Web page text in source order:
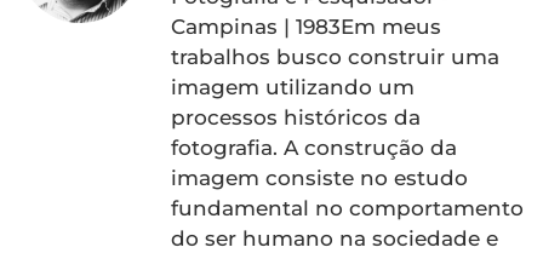
Campinas | 1983Em meus
trabalhos busco construir uma
imagem utilizando um
processos históricos da
fotografia. A construção da
imagem consiste no estudo
fundamental no comportamento
do ser humano na sociedade e